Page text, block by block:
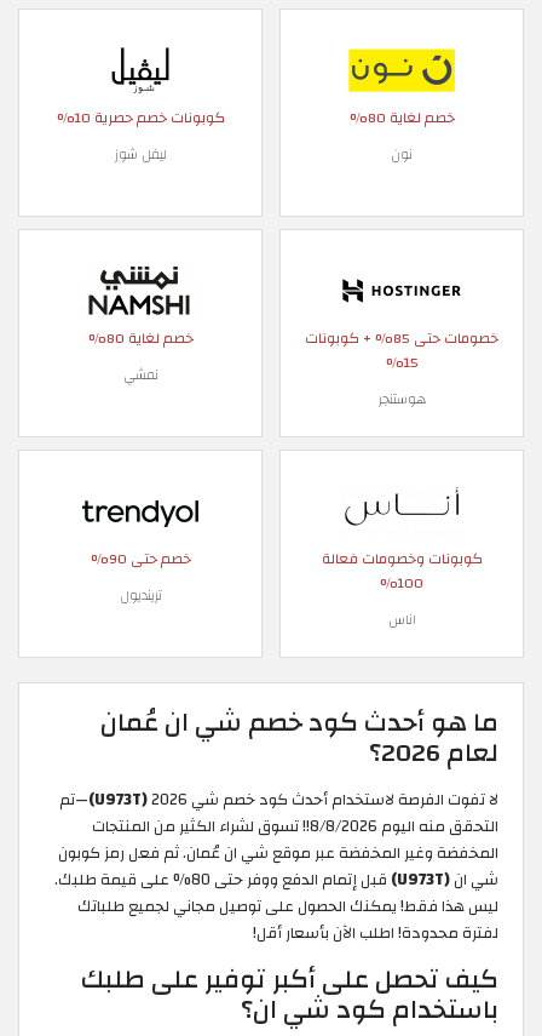
خصم لغاية 80%
نون
كوبونات خصم حصرية 10%
ليفل شوز
خصومات حتى 85% + كوبونات
15%
هوستنجر
خصم لغاية 80%
نمشي
كوبونات وخصومات فعالة
100%
اناس
خصم حتى 90%
ترينديول
ما هو أحدث كود خصم شي ان عُمان
لعام 2026؟
لا تفوت الفرصة لاستخدام أحدث كود خصم شي 2026 (U973T)
—تم
التحقق منه اليوم 8/8/2026!! تسوق لشراء الكثير من المنتجات
المخفضة وغير المخفضة عبر موقع شي ان عُمان. ثم فعل رمز كوبون
شي ان(U973T)
قبل إتمام الدفع ووفر حتى 80% على قيمة طلبك.
ليس هذا فقط! يمكنك الحصول على توصيل مجاني لجميع طلباتك
لفترة محدودة! اطلب الآن بأسعار أقل!
كيف تحصل على أكبر توفير على طلبك
باستخدام كود شي ان؟